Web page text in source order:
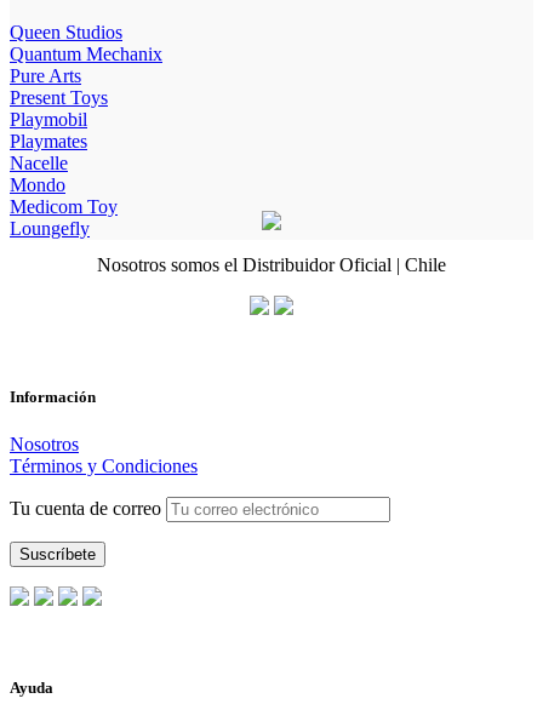
Queen Studios
Quantum Mechanix
Pure Arts
Present Toys
Playmobil
Playmates
Nacelle
Mondo
Medicom Toy
Loungefly
Nosotros somos el Distribuidor Oficial | Chile
Información
Nosotros
Términos y Condiciones
Tu cuenta de correo
Ayuda